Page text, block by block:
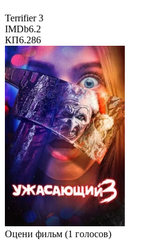
Terrifier 3
IMDb6.2
КП6.286
Оцени фильм (1 голосов)